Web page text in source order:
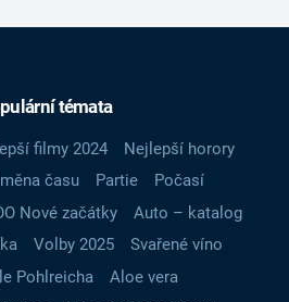
témata
filmy 2024
Nejlepší horory
času Partie
Počasí
Nové začátky
Auto – katalog
Volby 2025
Svařené víno
Pohlreicha
Aloe vera